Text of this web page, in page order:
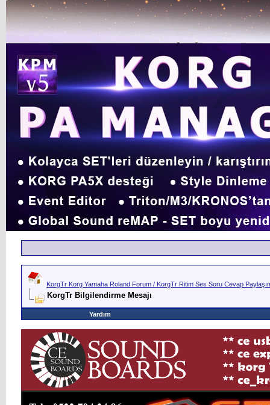
KorgTr Korg Yamaha Roland Forum / KorgTr Ritim Ses Soru Cevap
KorgTr Bilgilendirme Mesajı
Yardım